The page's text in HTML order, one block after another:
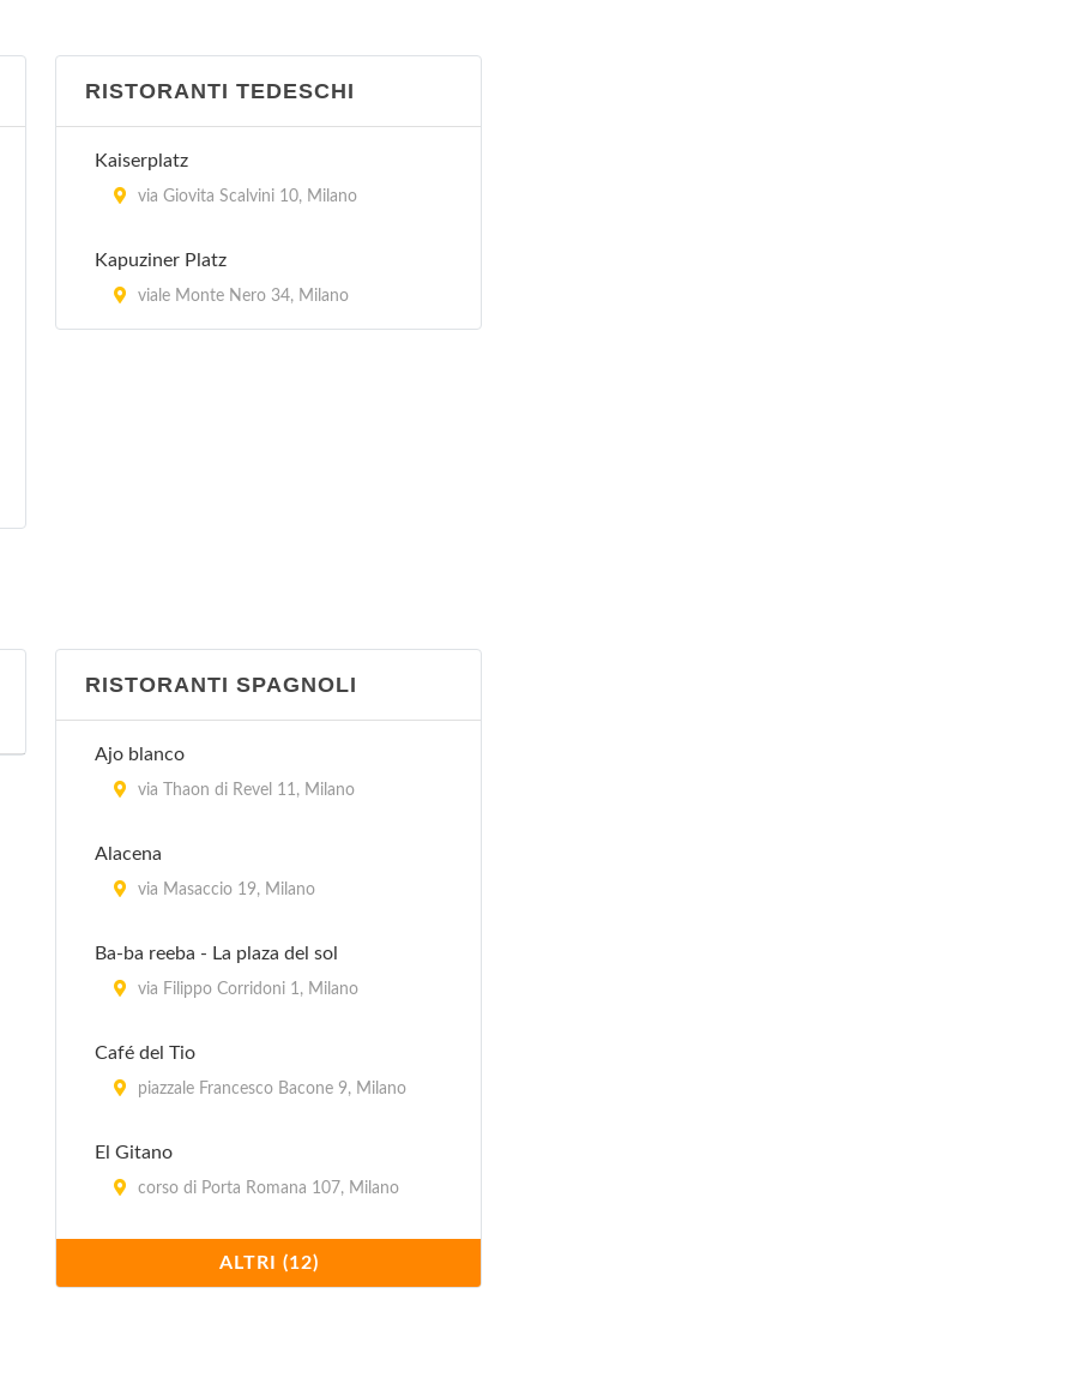
RISTORANTI TEDESCHI
Kaiserplatz
via Giovita Scalvini 10, Milano
Kapuziner Platz
viale Monte Nero 34, Milano
RISTORANTI SPAGNOLI
Ajo blanco
via Thaon di Revel 11, Milano
Alacena
via Masaccio 19, Milano
Ba-ba reeba - La plaza del sol
via Filippo Corridoni 1, Milano
Café del Tio
piazzale Francesco Bacone 9, Milano
El Gitano
corso di Porta Romana 107, Milano
via Ruggero Bonghi 12, Milano
ALTRI (12)